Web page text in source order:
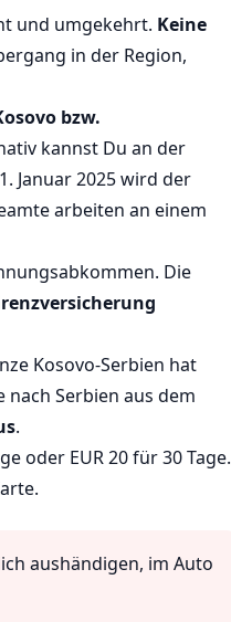
und umgekehrt. Keine
in der Region,
bzw.
kannst Du an der
Januar 2025 wird der
arbeiten an einem
Die
Kosovo-Serbien hat
Serbien aus dem
.
oder EUR 20 für 30 Tage.
aushändigen, im Auto